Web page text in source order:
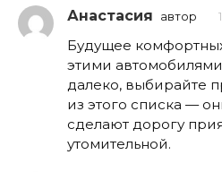
Анастасия автор
Будущее
этими
далеко, выбирайте
из этого списка —
сделают дорогу
утомительной.